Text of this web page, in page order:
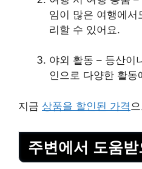
임이 많은 여행에
리할 수 있어요.
야외 활동 – 등산이
인으로 다양한 활
지금 상품을 할인된 가격
주변에서 도움받